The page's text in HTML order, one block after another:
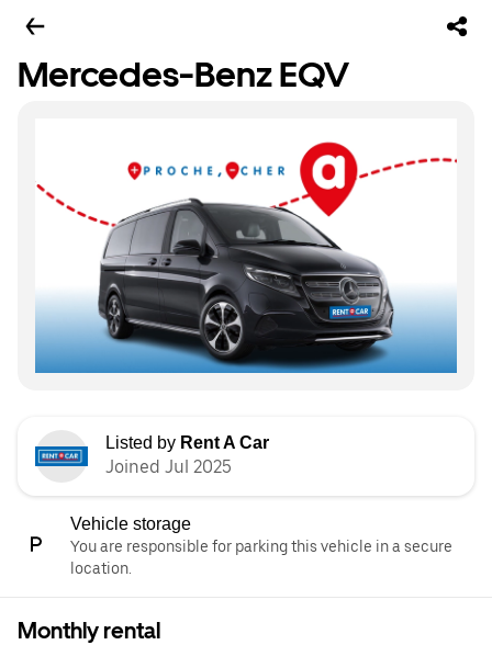
Mercedes-Benz EQV
Listed by Rent A Car
Joined Jul 2025
Vehicle storage
You are responsible for parking this vehicle in a secure
location.
Monthly rental